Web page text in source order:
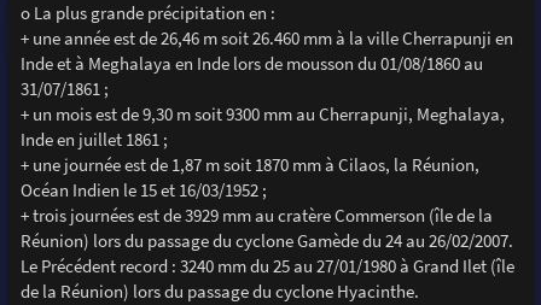
o La plus grande précipitation en :
+ une année est de 26,46 m soit 26.460 mm à la ville Cherrapunji en
Inde et à Meghalaya en Inde lors de mousson du 01/08/1860 au
31/07/1861 ;
+ un mois est de 9,30 m soit 9300 mm au Cherrapunji, Meghalaya,
Inde en juillet 1861 ;
+ une journée est de 1,87 m soit 1870 mm à Cilaos, la Réunion,
Océan Indien le 15 et 16/03/1952 ;
+ trois journées est de 3929 mm au cratère Commerson (île de la
Réunion) lors du passage du cyclone Gamède du 24 au 26/02/2007.
Le Précédent record : 3240 mm du 25 au 27/01/1980 à Grand Ilet (île
de la Réunion) lors du passage du cyclone Hyacinthe.